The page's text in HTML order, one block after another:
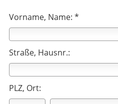
Vorname, Name: *
Straße, Hausnr.:
PLZ, Ort: